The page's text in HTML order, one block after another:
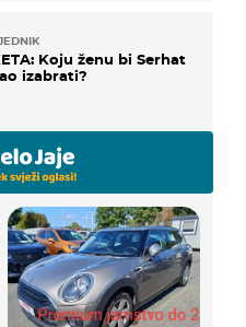
Koju ženu bi Serhat
izabrati?